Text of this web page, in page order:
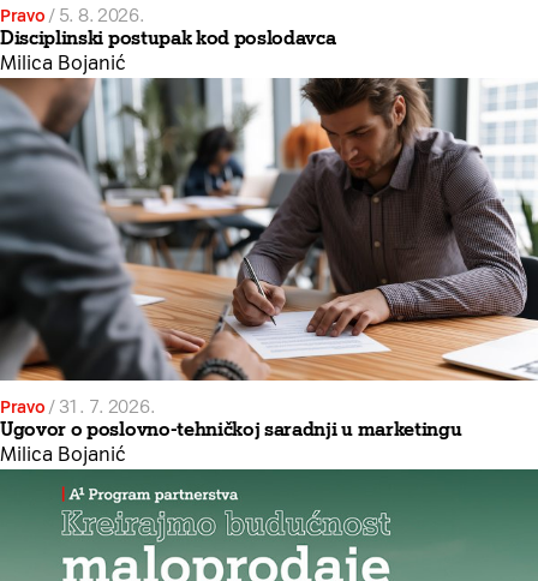
Pravo / 5. 8. 2026.
Disciplinski postupak kod poslodavca
Milica Bojanić
Pravo / 31. 7. 2026.
Ugovor o poslovno-tehničkoj saradnji u marketingu
Milica Bojanić